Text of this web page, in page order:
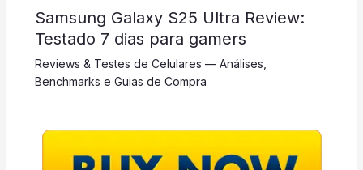
Samsung Galaxy S25 Ultra Review:
Testado 7 dias para gamers
Reviews & Testes de Celulares — Análises,
Benchmarks e Guias de Compra